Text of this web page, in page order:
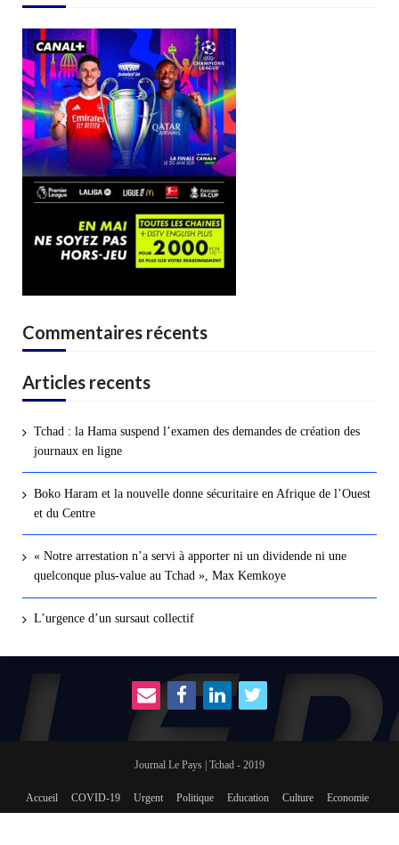
Commentaires récents
Articles recents
Tchad : la Hama suspend l’examen des demandes de création des
journaux en ligne
Boko Haram et la nouvelle donne sécuritaire en Afrique de l’Ouest
et du Centre
« Notre arrestation n’a servi à apporter ni un dividende ni une
quelconque plus-value au Tchad », Max Kemkoye
L’urgence d’un sursaut collectif
Journal Le Pays | Tchad - 2019
Accueil COVID-19 Urgent Politique Education Culture Economie